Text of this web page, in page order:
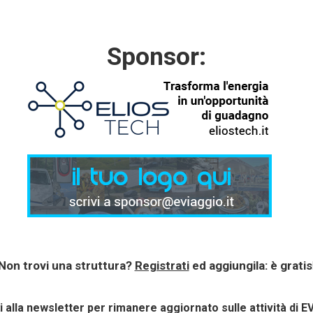
Sponsor:
trovi una struttura? Registratied aggiungila: è
alla newsletter per rimanere aggiornato sulle attività di